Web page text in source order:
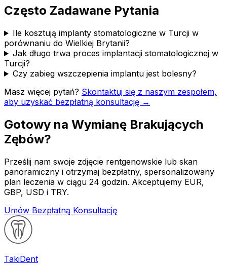
Często Zadawane Pytania
Ile kosztują implanty stomatologiczne w Turcji w
porównaniu do Wielkiej Brytanii?
Jak długo trwa proces implantacji stomatologicznej w
Turcji?
Czy zabieg wszczepienia implantu jest bolesny?
Masz więcej pytań? Skontaktuj się z naszym zespołem,
aby uzyskać bezpłatną konsultację →
Gotowy na Wymianę Brakujących
Zębów?
Prześlij nam swoje zdjęcie rentgenowskie lub skan
panoramiczny i otrzymaj bezpłatny, spersonalizowany
plan leczenia w ciągu 24 godzin. Akceptujemy EUR,
GBP, USD i TRY.
Umów Bezpłatną Konsultację
TakiDent